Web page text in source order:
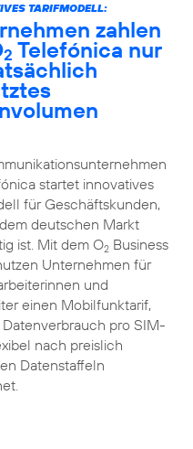
TARIFMODELL:
zahlen
2 Telefónica nur
startet innovatives
für Geschäftskunden,
deutschen Markt
ist. Mit dem O2Business
Unternehmen für
und
einen Mobilfunktarif,
pro SIM-
nach preislich
Datenstaffeln